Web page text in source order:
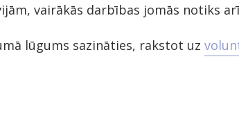
vairākās darbības jomās notiks
lūgums sazināties, rakstot uz